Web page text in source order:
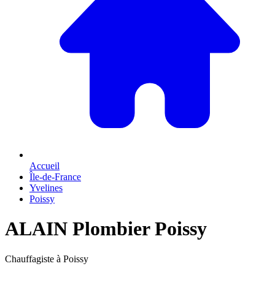
Accueil
Île-de-France
Yvelines
Poissy
ALAIN Plombier Poissy
Chauffagiste à Poissy